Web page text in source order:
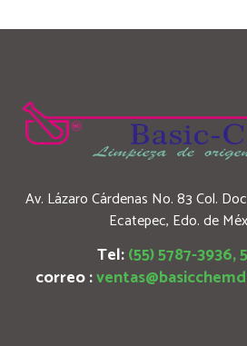
Av. Lázaro Cárdenas No. 83 Col.
Ecatepec, Edo. de
Tel:(55) 5787-3936,
correo :